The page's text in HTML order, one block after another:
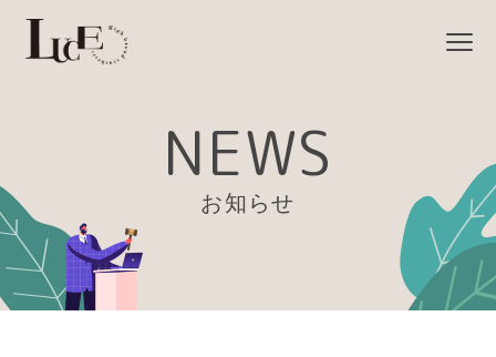
NEWS
お知らせ